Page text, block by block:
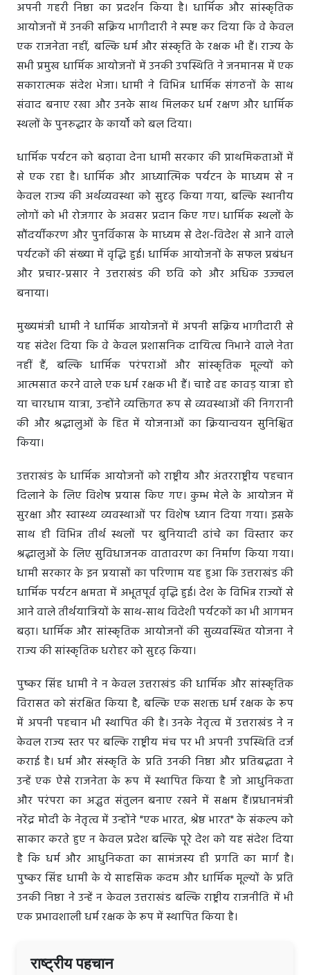
अपनी गहरी निष्ठा का प्रदर्शन किया है। धार्मिक और सांस्कृतिक
आयोजनों में उनकी सक्रिय भागीदारी ने स्पष्ट कर दिया कि वे केवल
एक राजनेता नहीं, बल्कि धर्म और संस्कृति के रक्षक भी हैं। राज्य के
सभी प्रमुख धार्मिक आयोजनों में उनकी उपस्थिति ने जनमानस में एक
सकारात्मक संदेश भेजा। धामी ने विभिन्न धार्मिक संगठनों के साथ
संवाद बनाए रखा और उनके साथ मिलकर धर्म रक्षण और धार्मिक
स्थलों के पुनरुद्धार के कार्यों को बल दिया।
धार्मिक पर्यटन को बढ़ावा देना धामी सरकार की प्राथमिकताओं में
से एक रहा है। धार्मिक और आध्यात्मिक पर्यटन के माध्यम से न
केवल राज्य की अर्थव्यवस्था को सुदृढ़ किया गया, बल्कि स्थानीय
लोगों को भी रोजगार के अवसर प्रदान किए गए। धार्मिक स्थलों के
सौंदर्यीकरण और पुनर्विकास के माध्यम से देश-विदेश से आने वाले
पर्यटकों की संख्या में वृद्धि हुई। धार्मिक आयोजनों के सफल प्रबंधन
और प्रचार-प्रसार ने उत्तराखंड की छवि को और अधिक उज्ज्वल
बनाया।
मुख्यमंत्री धामी ने धार्मिक आयोजनों में अपनी सक्रिय भागीदारी से
यह संदेश दिया कि वे केवल प्रशासनिक दायित्व निभाने वाले नेता
नहीं हैं, बल्कि धार्मिक परंपराओं और सांस्कृतिक मूल्यों को
आत्मसात करने वाले एक धर्म रक्षक भी हैं। चाहे वह कावड़ यात्रा हो
या चारधाम यात्रा, उन्होंने व्यक्तिगत रूप से व्यवस्थाओं की निगरानी
की और श्रद्धालुओं के हित में योजनाओं का क्रियान्वयन सुनिश्चित
किया।
उत्तराखंड के धार्मिक आयोजनों को राष्ट्रीय और अंतरराष्ट्रीय पहचान
दिलाने के लिए विशेष प्रयास किए गए। कुम्भ मेले के आयोजन में
सुरक्षा और स्वास्थ्य व्यवस्थाओं पर विशेष ध्यान दिया गया। इसके
साथ ही विभिन्न तीर्थ स्थलों पर बुनियादी ढांचे का विस्तार कर
श्रद्धालुओं के लिए सुविधाजनक वातावरण का निर्माण किया गया।
धामी सरकार के इन प्रयासों का परिणाम यह हुआ कि उत्तराखंड की
धार्मिक पर्यटन क्षमता में अभूतपूर्व वृद्धि हुई। देश के विभिन्न राज्यों से
आने वाले तीर्थयात्रियों के साथ-साथ विदेशी पर्यटकों का भी आगमन
बढ़ा। धार्मिक और सांस्कृतिक आयोजनों की सुव्यवस्थित योजना ने
राज्य की सांस्कृतिक धरोहर को सुदृढ़ किया।
पुष्कर सिंह धामी ने न केवल उत्तराखंड की धार्मिक और सांस्कृतिक
विरासत को संरक्षित किया है, बल्कि एक सशक्त धर्म रक्षक के रूप
में अपनी पहचान भी स्थापित की है। उनके नेतृत्व में उत्तराखंड ने न
केवल राज्य स्तर पर बल्कि राष्ट्रीय मंच पर भी अपनी उपस्थिति दर्ज
कराई है। धर्म और संस्कृति के प्रति उनकी निष्ठा और प्रतिबद्धता ने
उन्हें एक ऐसे राजनेता के रूप में स्थापित किया है जो आधुनिकता
और परंपरा का अद्भुत संतुलन बनाए रखने में सक्षम हैं।प्रधानमंत्री
नरेंद्र मोदी के नेतृत्व में उन्होंने "एक भारत, श्रेष्ठ भारत" के संकल्प को
साकार करते हुए न केवल प्रदेश बल्कि पूरे देश को यह संदेश दिया
है कि धर्म और आधुनिकता का सामंजस्य ही प्रगति का मार्ग है।
पुष्कर सिंह धामी के ये साहसिक कदम और धार्मिक मूल्यों के प्रति
उनकी निष्ठा ने उन्हें न केवल उत्तराखंड बल्कि राष्ट्रीय राजनीति में भी
एक प्रभावशाली धर्म रक्षक के रूप में स्थापित किया है।
राष्ट्रीय पहचान